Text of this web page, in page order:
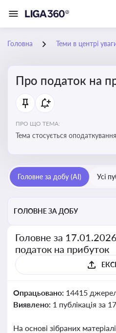
Головна Теми в центрі
Про податок на
ПРО ЩО ТЕМА:
Тема стосується
звітність для бізнесу,
Головне за добу (AI) Усі
ГОЛОВНЕ ЗА ДОБУ
Головне за
податок на прибуток
Опрацьовано: 14415
Виявлено: 1 публікація за
На основі зібраних